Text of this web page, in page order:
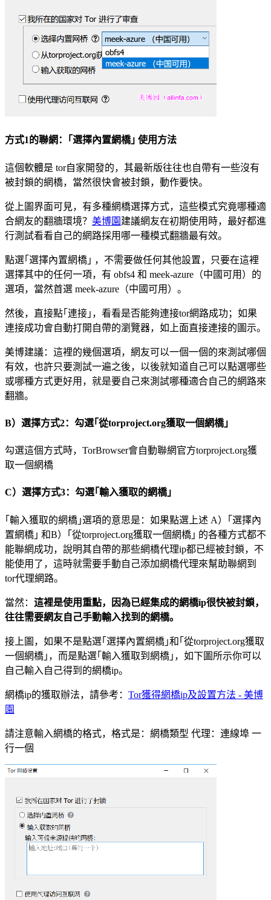
方式1的聯網：｢選擇內置網橋｣ 使用方法
這個軟體是 tor自家開發的，其最新版往往也自帶有一些沒有
被封鎖的網橋，當然很快會被封鎖，動作要快。
從上圖界面可見，有多種網橋選擇方式，這些模式究竟哪種適
合網友的翻牆環境？ 美博園 建議網友在初期使用時，最好都進
行測試看看自己的網路採用哪一種模式翻牆最有效。
點選｢選擇內置網橋｣ ，不需要做任何其他設置，只要在這裡
選擇其中的任何一項，有 obfs4 和 meek-azure（中國可用）的
選項，當然首選 meek-azure（中國可用）。
然後，直接點｢連接｣，看看是否能夠連接tor網路成功；如果
連接成功會自動打開自帶的瀏覽器，如上面直接連接的圖示。
美博建議：這裡的幾個選項，網友可以一個一個的來測試哪個
有效，也許只要測試一遍之後，以後就知道自己可以點選哪些
或哪種方式更好用，就是要自己來測試哪種適合自己的網路來
翻牆。
B）選擇方式2：勾選｢從torproject.org獲取一個網橋｣
勾選這個方式時，TorBrowser會自動聯網官方torproject.org獲
取一個網橋
C）選擇方式3：勾選｢輸入獲取的網橋｣
｢輸入獲取的網橋｣選項的意思是：如果點選上述 A）｢選擇內
置網橋｣ 和B）｢從torproject.org獲取一個網橋｣ 的各種方式都不
能聯網成功，說明其自帶的那些網橋代理ip都已經被封鎖，不
能使用了，這時就需要手動自己添加網橋代理來幫助聯網到
tor代理網路。
當然： 這裡是使用重點，因為已經集成的網橋ip很快被封鎖，
往往需要網友自己手動輸入找到的網橋。
接上圖，如果不是點選｢選擇內置網橋｣和｢從torproject.org獲取
一個網橋｣，而是點選｢輸入獲取到網橋｣，如下圖所示你可以
自己輸入自己得到的網橋ip。
網橋ip的獲取辦法，請參考： Tor獲得網橋ip及設置方法 - 美博
園
請注意輸入網橋的格式，格式是：網橋類型 代理：連線埠 一
行一個